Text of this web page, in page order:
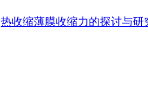
热收缩薄膜收缩力的探讨与研